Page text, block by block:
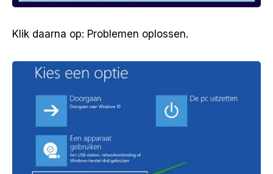
Klik daarna op: Problemen oplossen.